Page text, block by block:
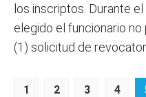
los inscriptos. Durante
elegido el funcionario
(1) solicitud de
1 2 3 4